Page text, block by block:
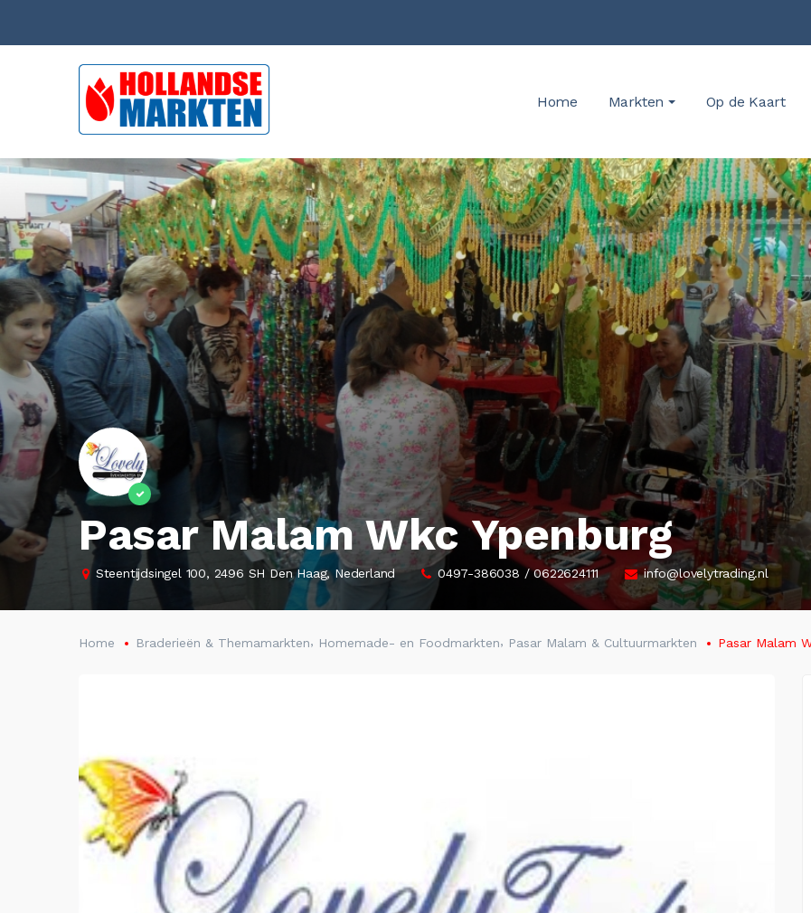
Home Markten Op de Kaart
Pasar Malam Wkc Ypenburg
Steentijdsingel 100, 2496 SH Den Haag, Nederland 0497-386038 / 0622624111 info@lovelytrading.nl
Home Braderieën & Themamarkten, Homemade- en Foodmarkten, Pasar Malam & Cultuurmarkten Pasar Malam